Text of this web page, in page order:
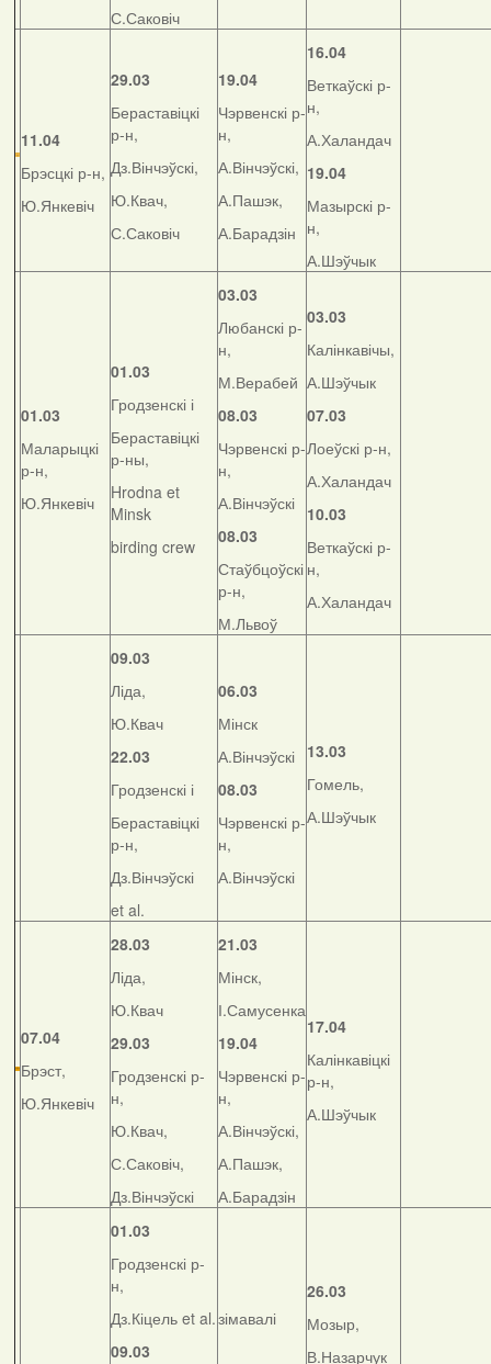
С.Саковіч
11.04
Брэсцкі р-н,
Ю.Янкевіч
29.03
Бераставіцкі
р-н,
Дз.Вінчэўскі,
Ю.Квач,
С.Саковіч
19.04
Чэрвенскі р-
н,
А.Вінчэўскі,
А.Пашэк,
А.Барадзін
16.04
Веткаўскі р-
н,
А.Халандач
19.04
Мазырскі р-
н,
А.Шэўчык
01.03
Маларыцкі
р-н,
Ю.Янкевіч
01.03
Гродзенскі і
Бераставіцкі
р-ны,
Hrodna et
Minsk
birding crew
03.03
Любанскі р-
н,
М.Верабей
08.03
Чэрвенскі р-
н,
А.Вінчэўскі
08.03
Стаўбцоўскі
р-н,
М.Львоў
03.03
Калінкавічы,
А.Шэўчык
07.03
Лоеўскі р-н,
А.Халандач
10.03
Веткаўскі р-
н,
А.Халандач
09.03
Ліда,
Ю.Квач
22.03
Гродзенскі і
Бераставіцкі
р-н,
Дз.Вінчэўскі
et al.
06.03
Мінск
А.Вінчэўскі
08.03
Чэрвенскі р-
н,
А.Вінчэўскі
13.03
Гомель,
А.Шэўчык
07.04
Брэст,
Ю.Янкевіч
28.03
Ліда,
Ю.Квач
29.03
Гродзенскі р-
н,
Ю.Квач,
С.Саковіч,
Дз.Вінчэўскі
21.03
Мінск,
І.Самусенка
19.04
Чэрвенскі р-
н,
А.Вінчэўскі,
А.Пашэк,
А.Барадзін
17.04
Калінкавіцкі
р-н,
А.Шэўчык
01.03
Гродзенскі р-
н,
Дз.Кіцель et al.
09.03
зімавалі
26.03
Мозыр,
В.Назарчук